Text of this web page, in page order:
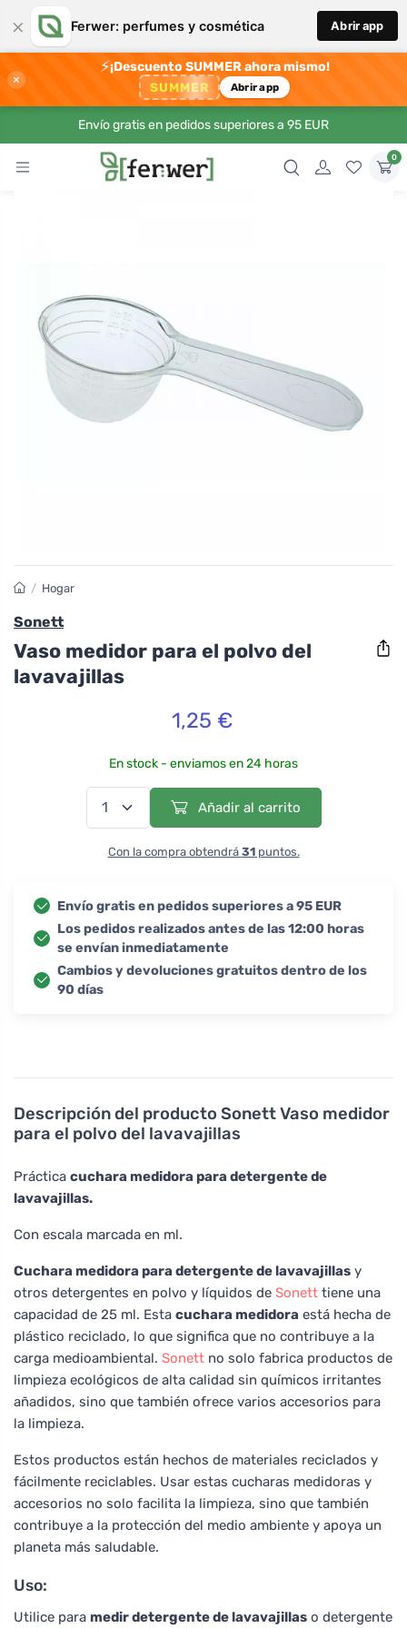
× Ferwer: perfumes y cosmética Abrir app
×
⚡¡Descuento SUMMER ahora mismo!
SUMMER Abrir app
Envío gratis en pedidos superiores a 95 EUR
0
Descripción del producto Sonett Vaso medidor
para el polvo del lavavajillas
Práctica cuchara medidora para detergente de
lavavajillas.
Con escala marcada en ml.
Cuchara medidora para detergente de lavavajillas y
otros detergentes en polvo y líquidos de Sonett tiene una
capacidad de 25 ml. Esta cuchara medidora está hecha de
plástico reciclado, lo que significa que no contribuye a la
carga medioambiental. Sonett no solo fabrica productos de
limpieza ecológicos de alta calidad sin químicos irritantes
añadidos, sino que también ofrece varios accesorios para
la limpieza.
Estos productos están hechos de materiales reciclados y
fácilmente reciclables. Usar estas cucharas medidoras y
accesorios no solo facilita la limpieza, sino que también
contribuye a la protección del medio ambiente y apoya un
planeta más saludable.
Uso:
Utilice para medir detergente de lavavajillas o detergente
/ Hogar
Sonett
Vaso medidor para el polvo del
lavavajillas
1,25 €
En stock - enviamos en 24 horas
Añadir al carrito
Con la compra obtendrá 31puntos.
Envío gratis en pedidos superiores a 95 EUR
Los pedidos realizados antes de las 12:00 horas
se envían inmediatamente
Cambios y devoluciones gratuitos dentro de los
90 días